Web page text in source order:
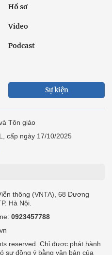
Hồ sơ
Video
Podcast
Sự kiện
Tôn giáo
cấp ngày 17/10/2025
thông (VNTA), 68 Dương
Hà Nội.
0923457788
reserved. Chỉ được phát hành
sự đồng ý bằng văn bản của